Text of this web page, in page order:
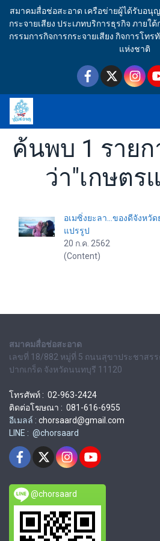
สมาคมสื่อช่อสะอาด เครือข่ายผู้ได้รับอนุ
กระจายเสียง ประเภทบริการธุรกิจ ภาย
กรรมการกิจการกระจายเสียง กิจการโท
แห่งชาติ
ค้นพบ 1 รายก
ว่า"เกษตร
อเมซิ่งยะลา...ของดีจังหวั
แปรรูป
20 ก.ค. 2562
(Content)
สมาคมสื่อช่อสะอาด
เลขที่ 18/882 หมู่ที่ 5 ถนนสุขาประชาสรร
ปากเกร็ด จังหวัดนนทบุรี 11120
โทรศัพท์ : 02-963-2424
ติดต่อโฆษณา : 081-616-6955
อีเมลล์ : chorsaard@gmail.com
LINE : @chorsaard
@chorsaard